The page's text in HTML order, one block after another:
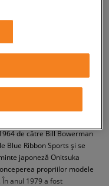
finisajul atent realizat și
acestei serii
iar printre ele se
sub denumirea
parte din grupul celor
de către Bill Bowerman
Blue Ribbon Sports și se
japoneză Onitsuka
propriilor modele
anul 1979 a fost